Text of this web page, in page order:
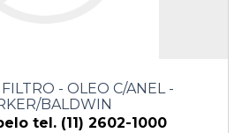
- OLEO C/ANEL -
BALDWIN
tel. (11) 2602-1000